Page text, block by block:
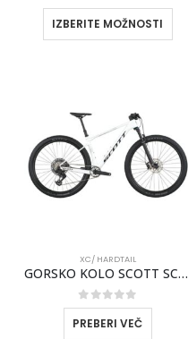
IZBERITE MOŽNOSTI
XC/ HARDTAIL
GORSKO KOLO SCOTT SCALE 910 2026
0out of 5
PREBERI VEČ